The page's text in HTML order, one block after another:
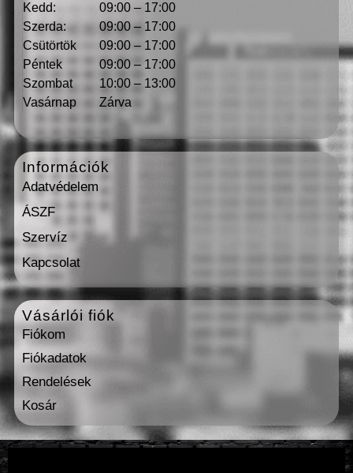
Kedd:
09:00 – 17:00
Szerda:
09:00 – 17:00
Csütörtök
09:00 – 17:00
Péntek
09:00 – 17:00
Szombat
10:00 – 13:00
Vasárnap
Zárva
Információk
Adatvédelem
ÁSZF
Szervíz
Kapcsolat
Vásárlói fiók
Fiókom
Fiókadatok
Rendelések
Kosár